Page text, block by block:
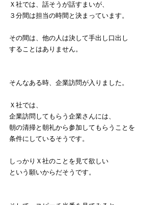
Ｘ社では、話そうが話すまいが、
３分間は担当の時間と決まっています。
その間は、他の人は決して手出し口出し
することはありません。
そんなある時、企業訪問が入りました。
Ｘ社では、
企業訪問してもらう企業さんには、
朝の清掃と朝礼から参加してもらうことを
条件にしているそうです。
しっかりＸ社のことを見て欲しい
という願いからだそうです。